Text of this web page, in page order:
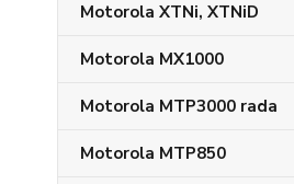
Motorola XTNi, XTNiD
Motorola MX1000
Motorola MTP3000 rada
Motorola MTP850